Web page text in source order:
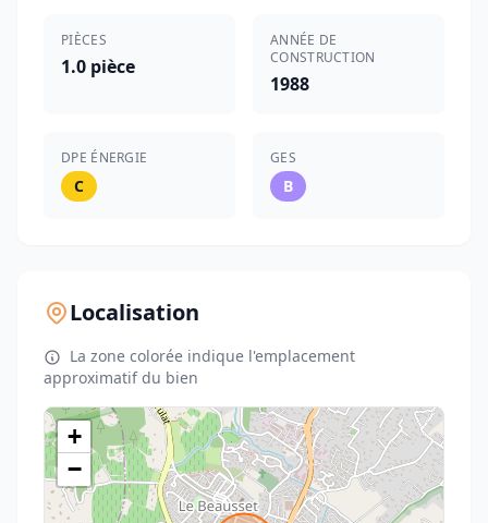
PIÈCES
1.0 pièce
ANNÉE DE
CONSTRUCTION
1988
DPE ÉNERGIE
C
GES
B
Localisation
La zone colorée indique l'emplacement
approximatif du bien
+
−